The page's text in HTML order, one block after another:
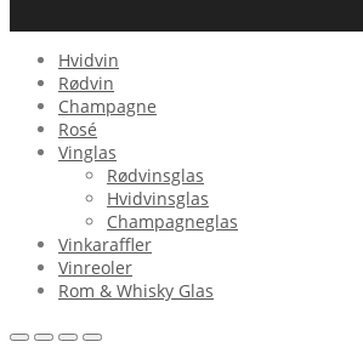
Hvidvin
Rødvin
Champagne
Rosé
Vinglas
Rødvinsglas
Hvidvinsglas
Champagneglas
Vinkaraffler
Vinreoler
Rom & Whisky Glas